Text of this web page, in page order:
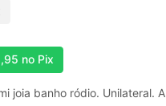
no Pix
joia banho ródio. Unilateral.